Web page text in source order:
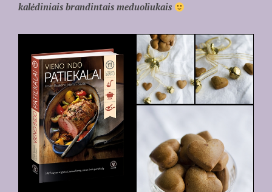
kalėdiniais brandintais meduoliukais